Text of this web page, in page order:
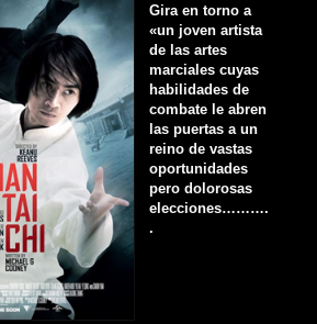
Gira en torno a
«un joven artista
de las artes
marciales cuyas
habilidades de
combate le abren
las puertas a un
reino de vastas
oportunidades
pero dolorosas
elecciones……….
.